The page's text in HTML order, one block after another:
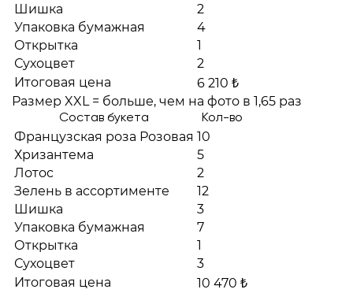
Шишка
2
Упаковка бумажная
4
Открытка
1
Сухоцвет
2
Итоговая цена
6 210 ₺
Размер XXL = больше, чем на фото в 1,65 раз
Состав букета Кол-во
Французская роза Розовая 10
Хризантема
5
Лотос
2
Зелень в ассортименте
12
Шишка
3
Упаковка бумажная
7
Открытка
1
Сухоцвет
3
Итоговая цена
10 470 ₺